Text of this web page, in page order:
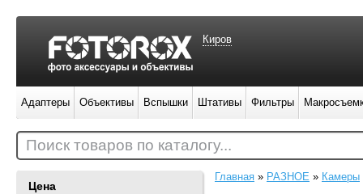
Цена
Главная » РАЗНОЕ » Камеры
Киров
Адаптеры Объективы Вспышки Штативы Фильтры
Поиск товаров по каталогу...